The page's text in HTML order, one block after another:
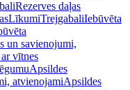
Rezerves daļas
LīkumiTrejgabaliIebūvēta
un savienojumi,
vītnes
Apsildes
atvienojamiApsildes